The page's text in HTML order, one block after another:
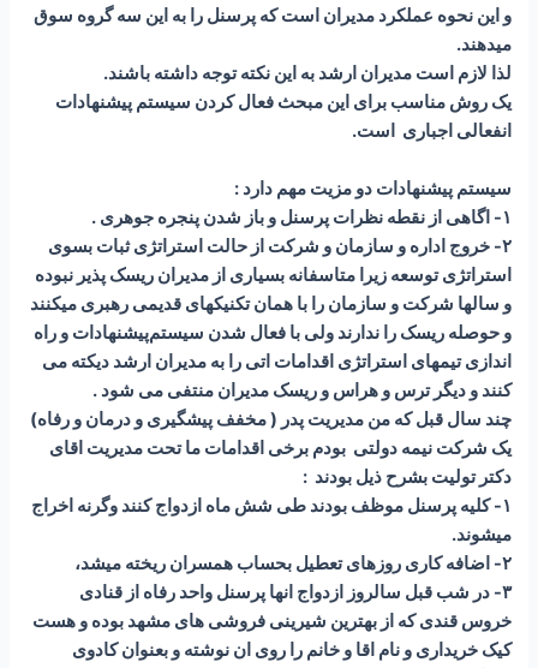
و این نحوه عملکرد مدیران است که پرسنل را به این سه گروه سوق
میدهند.
لذا لازم است مدیران ارشد به این نکته توجه داشته باشند.
یک روش مناسب برای این مبحث فعال کردن سیستم پیشنهادات
انفعالی اجباری است.
سیستم‌ پیشنهادات دو مزیت مهم دارد :
۱- اگاهی از نقطه نظرات پرسنل و باز شدن پنجره جوهری .
۲- خروج اداره و سازمان و شرکت از حالت استراتژی ثبات بسوی
استراتژی توسعه زیرا متاسفانه بسیاری از مدیران ریسک پذیر نبوده
و سالها شرکت و سازمان را با همان تکنیکهای قدیمی رهبری میکنند
و حوصله ریسک را ندارند ولی با فعال شدن سیستم‌پیشنهادات و راه
اندازی تیمهای استراتژی اقدامات اتی را به مدیران ارشد دیکته می
کنند و دیگر ترس و هراس و ریسک مدیران منتفی می شود .
چند سال قبل که من مدیریت پدر ( مخفف پیشگیری و درمان و رفاه)
یک شرکت نیمه دولتی بودم برخی اقدامات ما تحت مدیریت اقای
دکتر تولیت بشرح ذیل بودند :
۱- کلیه پرسنل موظف بودند طی شش ماه ازدواج کنند وگرنه اخراج
میشوند.
۲- اضافه کاری روزهای تعطیل بحساب همسران ریخته میشد،
۳- در شب قبل سالروز ازدواج انها پرسنل واحد رفاه از قنادی
خروس قندی که از بهترین شیرینی فروشی های مشهد بوده و هست
کیک خریداری و نام اقا و خانم را روی ان نوشته و بعنوان کادوی